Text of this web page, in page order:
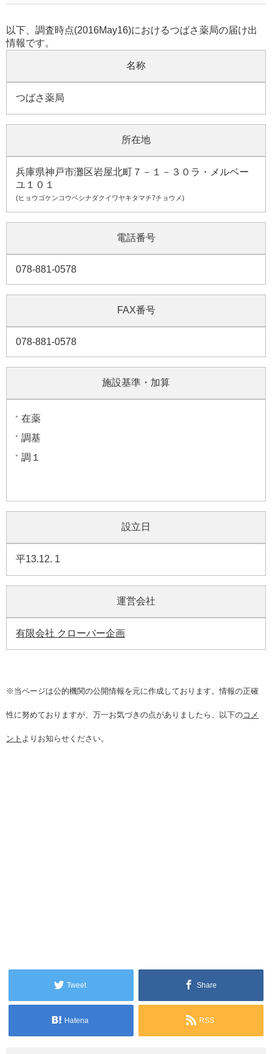
以下、調査時点(2016May16)におけるつばさ薬局の届け出
情報です。
名称
つばさ薬局
所在地
兵庫県神戸市灘区岩屋北町７－１－３０ラ・メルベー
ユ１０１
(ヒョウゴケンコウベシナダクイワヤキタマチ7チョウメ)
電話番号
078-881-0578
FAX番号
078-881-0578
施設基準・加算
在薬
調基
調１
設立日
平13.12. 1
運営会社
有限会社 クローバー企画
※当ページは公的機関の公開情報を元に作成しております。情報の正確
性に努めておりますが、万一お気づきの点がありましたら、以下のコメ
ント よりお知らせください。
Tweet Share
Hatena RSS